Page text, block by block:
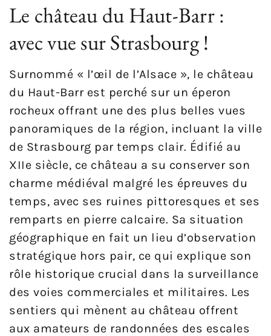
Le château du Haut-Barr :
avec vue sur Strasbourg !
Surnommé « l’œil de l’Alsace », le château
du Haut-Barr est perché sur un éperon
rocheux offrant une des plus belles vues
panoramiques de la région, incluant la ville
de Strasbourg par temps clair. Édifié au
XIIe siècle, ce château a su conserver son
charme médiéval malgré les épreuves du
temps, avec ses ruines pittoresques et ses
remparts en pierre calcaire. Sa situation
géographique en fait un lieu d’observation
stratégique hors pair, ce qui explique son
rôle historique crucial dans la surveillance
des voies commerciales et militaires. Les
sentiers qui mènent au château offrent
aux amateurs de randonnées des escales